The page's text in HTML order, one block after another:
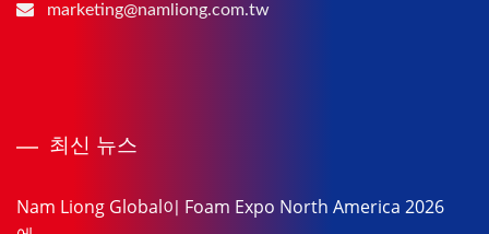
marketing@namliong.com.tw
최신 뉴스
Nam Liong Global이 Foam Expo North America 2026